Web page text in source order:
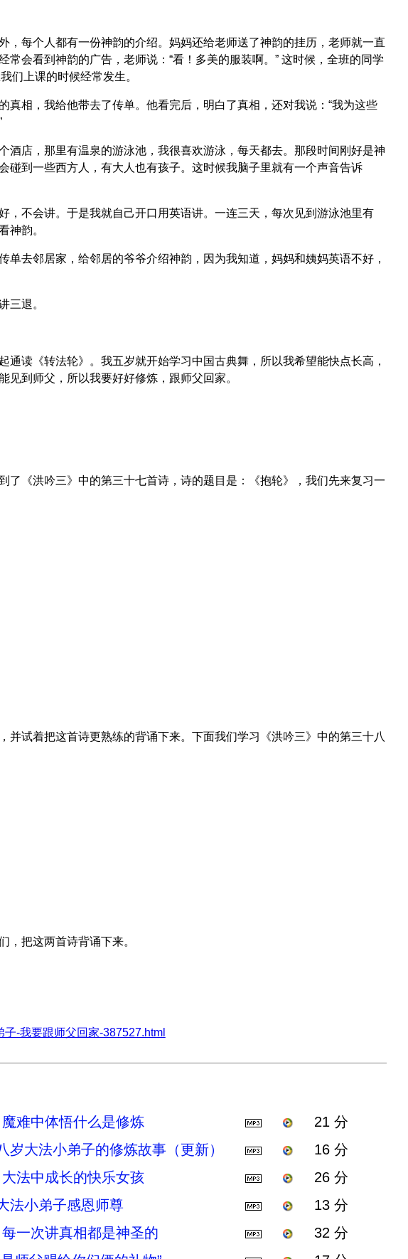
，每个人都有一份神韵的介绍。妈妈还给老师送了神韵的挂历，老师就一直
会看到神韵的广告，老师说：“看！多美的服装啊。” 这时候，全班的同学
们上课的时候经常发生。
相，我给他带去了传单。他看完后，明白了真相，还对我说：“我为这些
酒店，那里有温泉的游泳池，我很喜欢游泳，每天都去。那段时间刚好是神
碰到一些西方人，有大人也有孩子。这时候我脑子里就有一个声音告诉
，不会讲。于是我就自己开口用英语讲。一连三天，每次见到游泳池里有
神韵。
去邻居家，给邻居的爷爷介绍神韵，因为我知道，妈妈和姨妈英语不好，
三退。
读《转法轮》。我五岁就开始学习中国古典舞，所以我希望能快点长高，
到师父，所以我要好好修炼，跟师父回家。
了《洪吟三》中的第三十七首诗，诗的题目是：《抱轮》，我们先来复习一
试着把这首诗更熟练的背诵下来。下面我们学习《洪吟三》中的第三十八
，把这两首诗背诵下来。
-我要跟师父回家-387527.html
难中体悟什么是修炼
21 分
岁大法小弟子的修炼故事（更新）
16 分
法中成长的快乐女孩
26 分
法小弟子感恩师尊
13 分
一次讲真相都是神圣的
32 分